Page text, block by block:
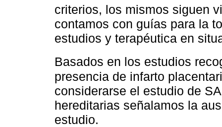
criterios, los mismos siguen
contamos con guías para la
estudios y terapéutica en
Basados en los estudios
presencia de infarto
considerarse el estudio de
hereditarias señalamos la
estudio.